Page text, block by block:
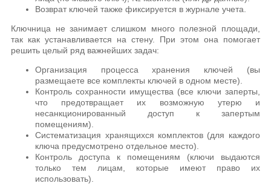
Возврат ключей также фиксируется в журнале учета.
Ключница не занимает слишком много полезной площади,
так как устанавливается на стену. При этом она помогает
решить целый ряд важнейших задач:
Организация процесса хранения ключей (вы
размещаете все комплекты ключей в одном месте).
Контроль сохранности имущества (все ключи заперты,
что предотвращает их возможную утерю и
несанкционированный доступ к запертым
помещениям).
Систематизация хранящихся комплектов (для каждого
ключа предусмотрено отдельное место).
Контроль доступа к помещениям (ключи выдаются
только тем лицам, которые имеют право их
использовать).